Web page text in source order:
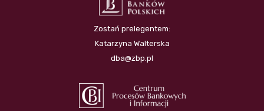
Zostań prelegentem:
Katarzyna Walterska
dba@zbp.pl